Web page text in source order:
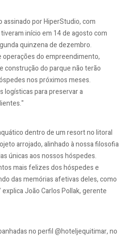
assinado por HiperStudio, com
início em 14 de agosto com
quinzena de dezembro.
operações do empreendimento,
construção do parque não terão
nos próximos meses.
logísticas para preservar a
dentro de um resort no litoral
arrojado, alinhado à nossa filosofia
únicas aos nossos hóspedes.
mais felizes dos hóspedes e
das memórias afetivas deles, como
João Carlos Pollak, gerente
no perfil @hoteljequitimar, no